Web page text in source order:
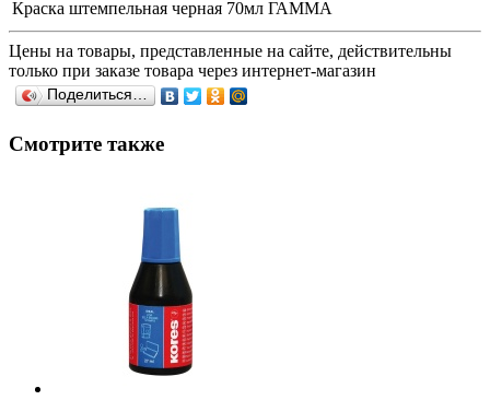
Краска штемпельная черная 70мл ГАММА
Цены на товары, представленные на сайте, действительны
только при заказе товара через интернет-магазин
Поделиться…
Смотрите также